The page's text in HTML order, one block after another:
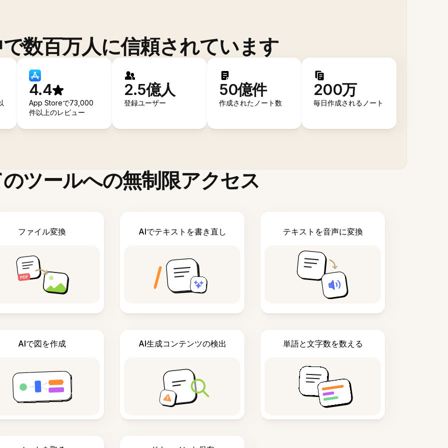
数百万人に信頼されています
4.4
App Storeで73,000
件以上のレビュー
2.5億人
登録ユーザー
50億件
作成されたノート数
200万
毎日作成されるノート
ツールへの無制限アクセス
ファイル変換 AIでテキストを書き直し テキストを音声に変換
AIで図を作成 AI生成コンテンツの検出 単語と文字数を数える